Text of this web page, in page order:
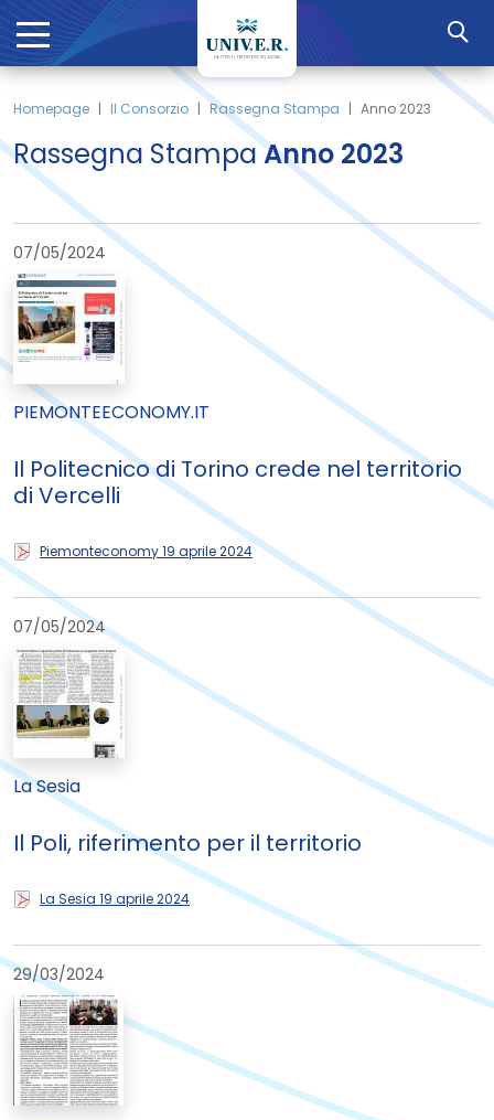
Homepage Il Consorzio Rassegna Stampa Anno 2023
Rassegna StampaAnno 2023
07/05/2024
PIEMONTEECONOMY.IT
Il Politecnico di Torino crede nel territorio
di Vercelli
Piemonteconomy 19 aprile 2024
07/05/2024
La Sesia
Il Poli, riferimento per il territorio
La Sesia 19 aprile 2024
29/03/2024